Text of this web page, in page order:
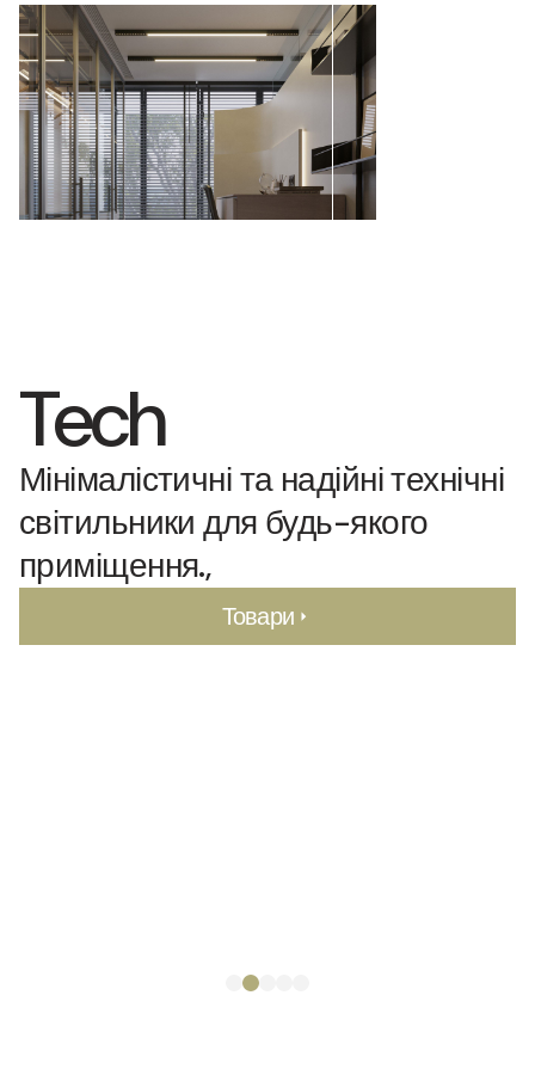
Tech
Мінімалістичні та надійні технічні
світильники для будь-якого
приміщення.,
Товари